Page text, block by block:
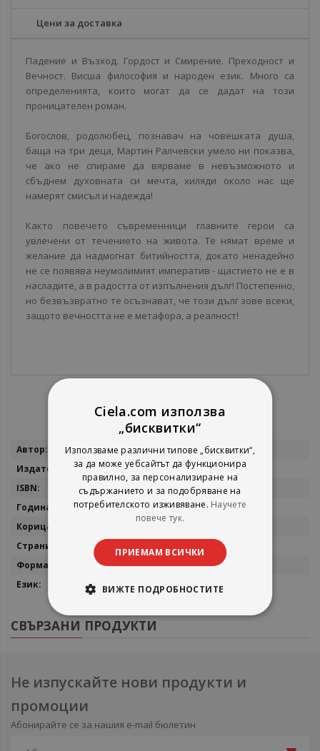
Цени за доставка
Падение и Възход. Гордост и Смирение. Преходност и
Вечност. Висша философия и народен език. Много са
определенията, които могат да се дадат на този
проницателен роман.
Богослов, родолюбец, познавач на човешката душа,
баща на три деца, Мартин Ралчевски умело ни показва,
че ако не спираме да вярваме в невъзможното и
сбъднем духовната си мечта, хиляди около нас ще
намерят смисъл и надежда!
Както повечето съвременници главните герои са
увлечени от течението на живота. Те нямат време и
желание да надмогнат битийността, докато ненадейно
не се появява неумолимият императив - щастието не е в
насладите, а в радостта от изпълнения дълг! Постепенно,
но безвъзвратно те осъзнават, че този дълг зове всеки,
защото вечността не е метафора, а реалност!
Повече
Мартин Ралчевски
Еделвайс
9786197186352
2021
български
СВЪРЗАНИ ПРОДУКТИ
Не изпускайте нови продукти и
промоции
Абонирайте се за нашия e-mail бюлетин
Ciela.com използва
„бисквитки“
Използваме различни типове „бисквитки“,
за да може уебсайтът да функционира
правилно, за персонализиране на
съдържанието и за подобряване на
потребителското изживяване. Научете
повече тук.
ПРИЕМАМ ВСИЧКИ
ВИЖТЕ ПОДРОБНОСТИТЕ